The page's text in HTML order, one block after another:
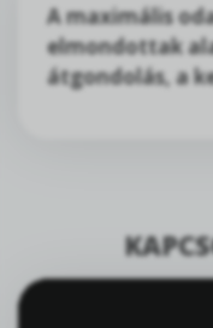
A maximális
elmondottak
átgondolás, a